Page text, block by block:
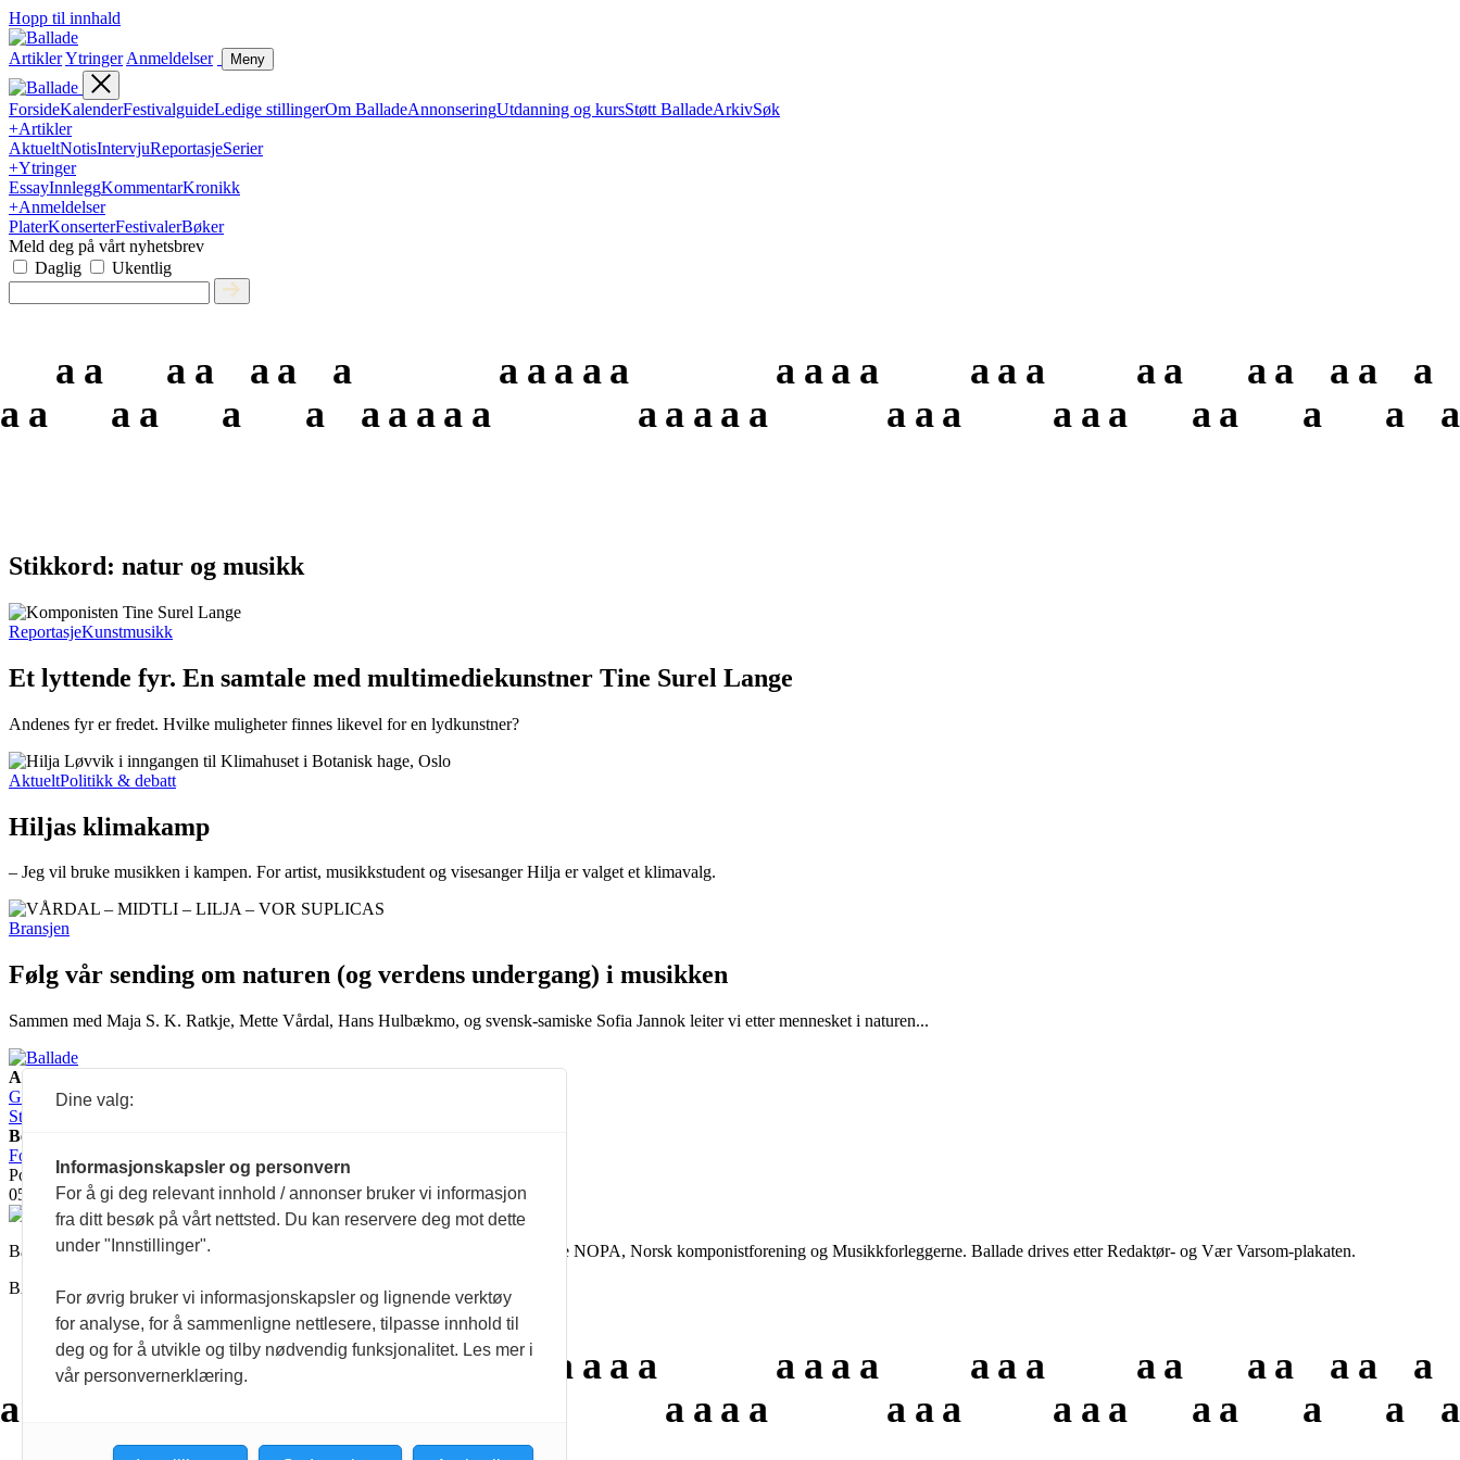
Hopp til innhald
ArtiklerYtringer Anmeldelser Meny
ForsideKalenderFestivalguideLedige stillingerOm BalladeAnnonseringUtdanning og kursStøtt BalladeArkivSøk
+Artikler
AktueltNotisIntervjuReportasjeSerier
+Ytringer
EssayInnleggKommentarKronikk
+Anmeldelser
PlaterKonserterFestivalerBøker
Meld deg på vårt nyhetsbrev
Daglig
Ukentlig
a
a
a
a
a
a
a
a
a
a a
a a a a
a a a a
a a a
a a
a a
a a
a
a
a
a
a
a
a
a
Stikkord: natur og musikk
ReportasjeKunstmusikk
Et lyttende fyr. En samtale med multimediekunstner Tine Surel Lange
Andenes fyr er fredet. Hvilke muligheter finnes likevel for en lydkunstner?
AktueltPolitikk & debatt
Hiljas klimakamp
– Jeg vil bruke musikken i kampen. For artist, musikkstudent og visesanger Hilja er valget et klimavalg.
Bransjen
Følg vår sending om naturen (og verdens undergang) i musikken
Sammen med Maja S. K. Ratkje, Mette Vårdal, Hans Hulbækmo, og svensk-samiske Sofia Jannok leiter vi etter mennesket i naturen...
Ansvarlig redaktør:
Guro Kleveland Annonseansvarlig:
Sture Bjørseth
Besøksadresse:
Fossveien 24, 0551 Oslo
Postboks 2073 Grünerløkka,
0505 Oslo
Ballade mottar tilskudd fra Norsk kulturråd, i tillegg til økonomisk støtte fra eierne NOPA, Norsk komponistforening og Musikkforleggerne. Ballade drives etter Redaktør- og Vær Varsom-plakaten.
BALLADE — NORGES MUSIKKMAGASIN
a
a
a
a
a
a
a a a a a
a a a
a a a
a a
a a
a a
a
a a
a
a
a
a
a
a
Dine valg:
Informasjonskapsler og personvern
For å gi deg relevant innhold / annonser bruker vi informasjon
fra ditt besøk på vårt nettsted. Du kan reservere deg mot dette
under "Innstillinger".
For øvrig bruker vi informasjonskapsler og lignende verktøy
for analyse, for å sammenligne nettlesere, tilpasse innhold til
deg og for å utvikle og tilby nødvendig funksjonalitet. Les mer i
vår personvernerklæring.